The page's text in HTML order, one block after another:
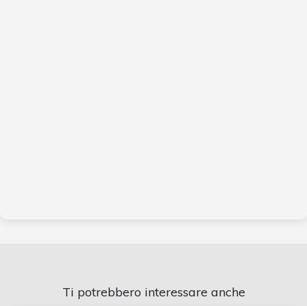
Ti potrebbero interessare anche